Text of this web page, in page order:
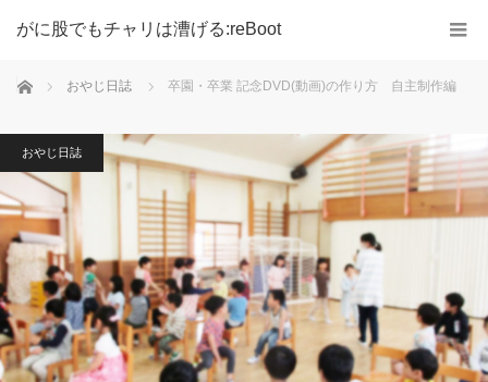
がに股でもチャリは漕げる:reBoot
ホーム おやじ日誌 卒園・卒業 記念DVD(動画)の作り方 自主制作編
おやじ日誌